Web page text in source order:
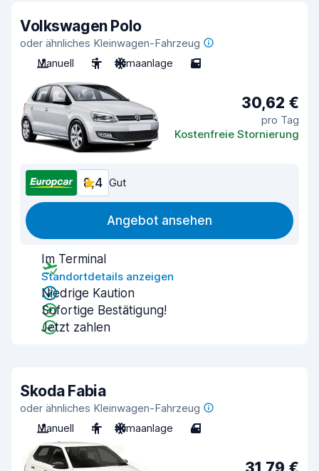
Volkswagen Polo
oder ähnliches Kleinwagen-Fahrzeug
Manuell
5 Klimaanlage 5
30,62 €
pro Tag
Kostenfreie Stornierung
8,4 Gut
Angebot ansehen
Im Terminal
Standortdetails anzeigen
Niedrige Kaution
Sofortige Bestätigung!
Jetzt zahlen
Skoda Fabia
oder ähnliches Kleinwagen-Fahrzeug
Manuell
4 Klimaanlage 4
31,79 €